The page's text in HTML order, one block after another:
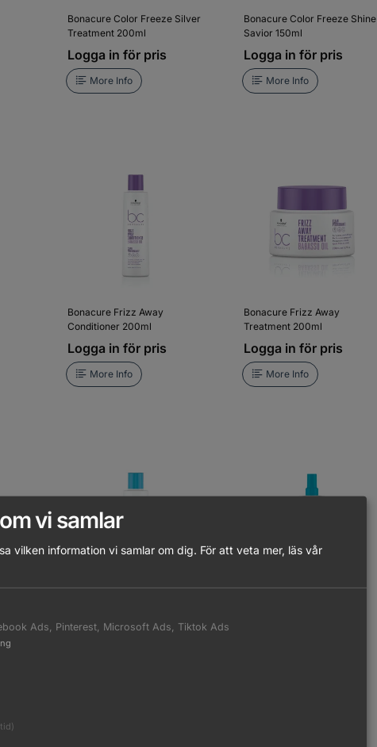
Bonacure Color Freeze Silver
Treatment 200ml
Logga in för pris
More Info
Bonacure Color Freeze Shine
Savior 150ml
Logga in för pris
More Info
Bonacure Frizz Away
Conditioner 200ml
Logga in för pris
More Info
Bonacure Frizz Away
Treatment 200ml
Logga in för pris
More Info
Conditioner 200ml
vi samlar
vilken information vi samlar om dig. För att veta mer, läs vår
Ads, Pinterest, Microsoft Ads, Tiktok Ads